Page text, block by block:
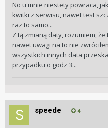
No u mnie niestety powraca,
kwitki z serwisu, nawet test
raz to samo...
Z tą zmianą daty, rozumiem,
nawet uwagi na to nie
wszystkich innych data
przypadku o godz 3...
speede 4